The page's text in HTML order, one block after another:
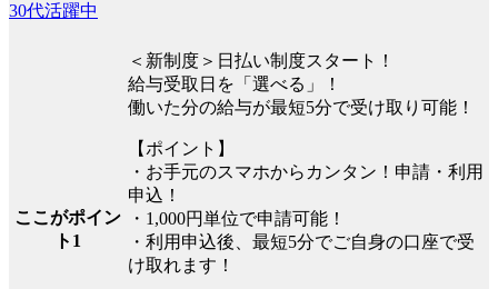
30代活躍中
ここがポイン
ト1
＜新制度＞日払い制度スタート！
給与受取日を「選べる」！
働いた分の給与が最短5分で受け取り可能！
【ポイント】
・お手元のスマホからカンタン！申請・利用
申込！
・1,000円単位で申請可能！
・利用申込後、最短5分でご自身の口座で受
け取れます！